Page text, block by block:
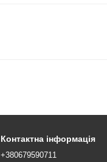
Контактна інформація
+380679590711